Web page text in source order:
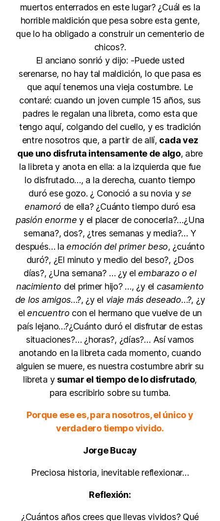
muertos enterrados en este lugar? ¿Cuál es la
horrible maldición que pesa sobre esta gente,
que lo ha obligado a construir un cementerio de
chicos?.
El anciano sonrió y dijo: -Puede usted
serenarse, no hay tal maldición, lo que pasa es
que aquí tenemos una vieja costumbre. Le
contaré: cuando un joven cumple 15 años, sus
padres le regalan una libreta, como esta que
tengo aquí, colgando del cuello, y es tradición
entre nosotros que, a partir de allí, cada vez
que uno disfruta intensamente de algo, abre
la libreta y anota en ella: a la izquierda que fue
lo disfrutado…, a la derecha, cuanto tiempo
duró ese gozo. ¿ Conoció a su novia yse
enamoró de ella? ¿Cuánto tiempo duró esa
pasión enorme y el placer de conocerla?…¿Una
semana?, dos?, ¿tres semanas y media?… Y
después… la emoción del primer beso, ¿cuánto
duró?, ¿El minuto y medio del beso?, ¿Dos
días?, ¿Una semana? … ¿y el embarazo o el
nacimiento del primer hijo? …, ¿y el casamiento
de los amigos…?, ¿y el viaje más deseado…?, ¿y
elencuentro con el hermano que vuelve de un
país lejano…?¿Cuánto duró el disfrutar de estas
situaciones?… ¿horas?, ¿días?… Así vamos
anotando en la libreta cada momento, cuando
alguien se muere, es nuestra costumbre abrir su
libreta y sumar el tiempo de lo disfrutado,
para escribirlo sobre su tumba.
Porque ese es, para nosotros, el único y
verdadero tiempo vivido.
Jorge Bucay
Preciosa historia, inevitable reflexionar…
Reflexión:
¿Cuántos años crees que llevas vividos? Qué